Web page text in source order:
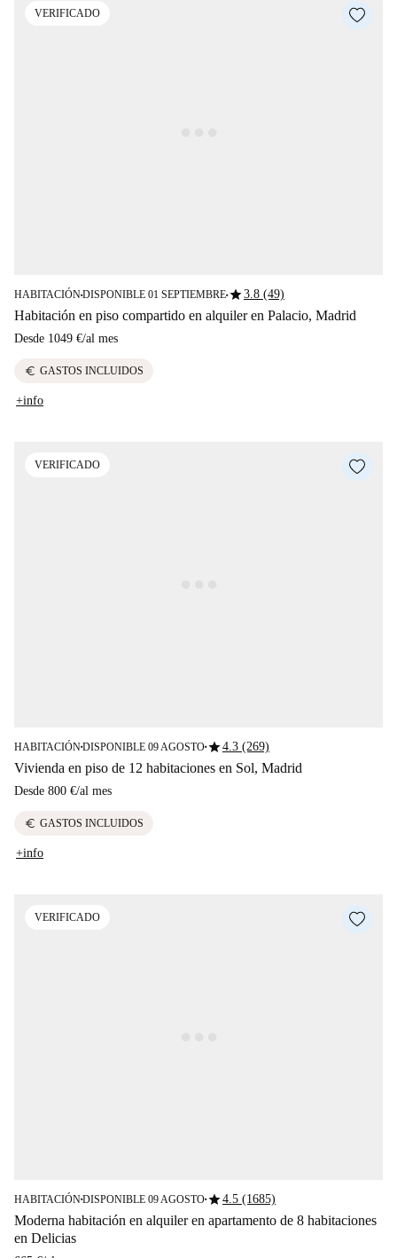
VERIFICADO
HABITACIÓN■DISPONIBLE 01 SEPTIEMBRE■star3.8 (49)
Habitación en piso compartido en alquiler en Palacio, Madrid
Desde 1049 €/al mes
euro GASTOS INCLUIDOS
+info
VERIFICADO
HABITACIÓN■DISPONIBLE 09 AGOSTO■star4.3 (269)
Vivienda en piso de 12 habitaciones en Sol, Madrid
Desde 800 €/al mes
euro GASTOS INCLUIDOS
+info
VERIFICADO
HABITACIÓN■DISPONIBLE 09 AGOSTO■star4.5 (1685)
Moderna habitación en alquiler en apartamento de 8 habitaciones
en Delicias